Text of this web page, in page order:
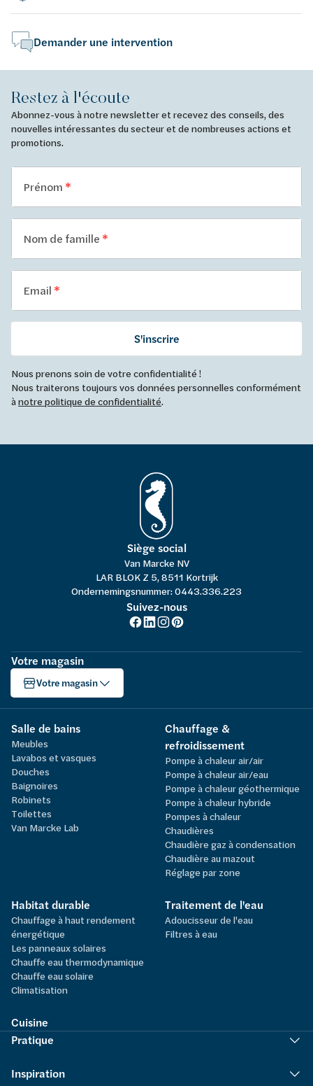
Demander une intervention
Restez à l'écoute
Abonnez-vous à notre newsletter et recevez des conseils, des
nouvelles intéressantes du secteur et de nombreuses actions et
promotions.
Prénom
Nom de famille
Email
S'inscrire
Nous prenons soin de votre confidentialité !
Nous traiterons toujours vos données personnelles conformément
ànotre politique de confidentialité.
Siège social
Van Marcke NV
LAR BLOK Z 5, 8511 Kortrijk
Ondernemingsnummer: 0443.336.223
Suivez-nous
Votre magasin
Votre magasin
Salle de bains
Meubles
Lavabos et vasques
Douches
Baignoires
Robinets
Toilettes
Van Marcke Lab
Chauffage &
refroidissement
Pompe à chaleur air/air
Pompe à chaleur air/eau
Pompe à chaleur géothermique
Pompe à chaleur hybride
Pompes à chaleur
Chaudières
Chaudière gaz à condensation
Chaudière au mazout
Réglage par zone
Habitat durable
Chauffage à haut rendement
énergétique
Les panneaux solaires
Chauffe eau thermodynamique
Chauffe eau solaire
Climatisation
Traitement de l'eau
Adoucisseur de l'eau
Filtres à eau
Cuisine
Pratique
Inspiration